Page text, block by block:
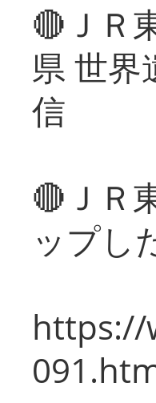
🔴ＪＲ
県 世界
信
🔴ＪＲ
ップし
https://